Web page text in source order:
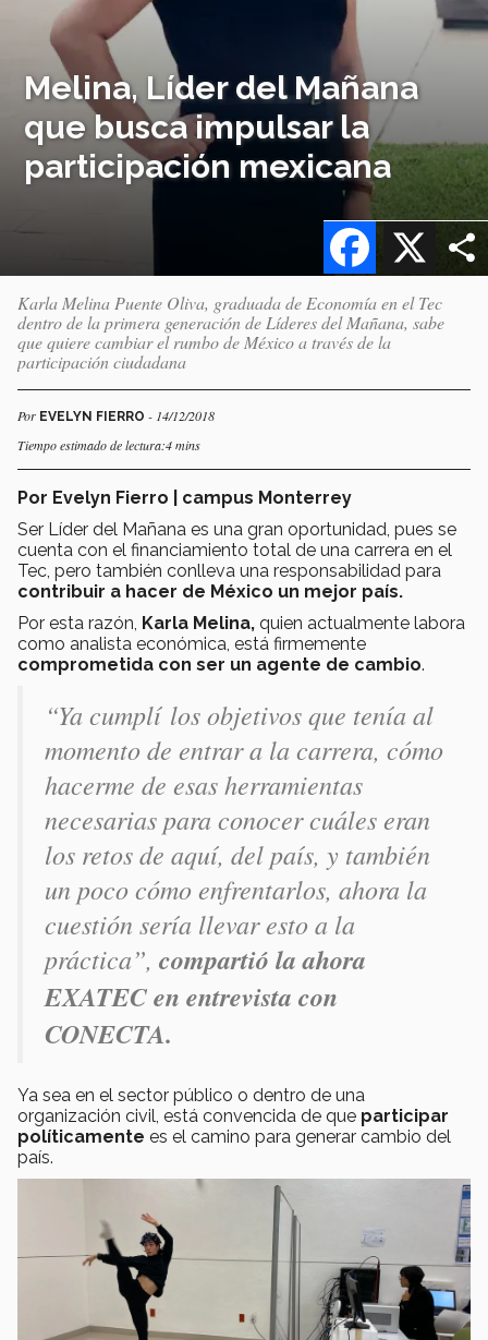
Melina, Líder del Mañana
que busca impulsar la
participación mexicana
X
Facebook
Karla Melina Puente Oliva, graduada de Economía en el Tec
dentro de la primera generación de Líderes del Mañana, sabe
que quiere cambiar el rumbo de México a través de la
participación ciudadana
Por EVELYN FIERRO - 14/12/2018
Tiempo estimado de lectura:4 mins
Por Evelyn Fierro | campus Monterrey
Ser Líder del Mañana es una gran oportunidad, pues se
cuenta con el financiamiento total de una carrera en el
Tec, pero también conlleva una responsabilidad para
contribuir a hacer de México un mejor país.
Por esta razón, Karla Melina, quien actualmente labora
como analista económica, está firmemente
comprometida con ser un agente de cambio.
“Ya cumplí los objetivos que tenía al
momento de entrar a la carrera, cómo
hacerme de esas herramientas
necesarias para conocer cuáles eran
los retos de aquí, del país, y también
un poco cómo enfrentarlos, ahora la
cuestión sería llevar esto a la
práctica”, compartió la ahora
EXATEC en entrevista con
CONECTA.
Ya sea en el sector público o dentro de una
organización civil, está convencida de que participar
políticamente es el camino para generar cambio del
país.